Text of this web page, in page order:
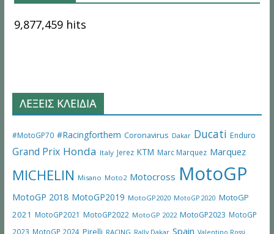
9,877,459 hits
ΛΕΞΕΙΣ ΚΛΕΙΔΙΑ
#MotoGP70 #Racingforthem Coronavirus Dakar Ducati Enduro
Grand Prix Honda Italy Jerez KTM Marc Marquez Marquez
MICHELIN Misano Moto2 Motocross MotoGP
MotoGP 2018 MotoGP2019 MotoGP2020 MotoGP 2020 MotoGP
2021 MotoGP2021 MotoGP2022 MotoGP 2022 MotoGP2023 MotoGP
2023 MotoGP 2024 Pirelli RACING Rally Dakar Spain Valentino Rossi